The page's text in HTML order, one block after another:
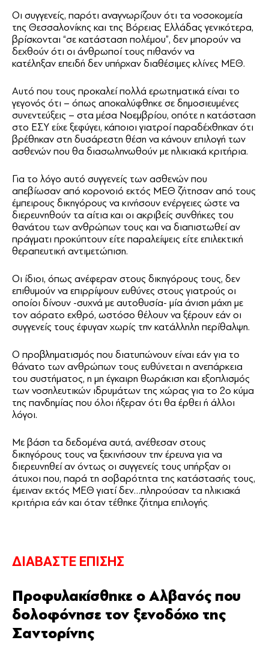
Οι συγγενείς, παρότι αναγνωρίζουν ότι τα νοσοκομεία
της Θεσσαλονίκης και της Βόρειας Ελλάδας γενικότερα,
βρίσκονται “σε κατάσταση πολέμου”, δεν μπορούν να
δεχθούν ότι οι άνθρωποί τους πιθανόν να
κατέληξαν επειδή δεν υπήρχαν διαθέσιμες κλίνες ΜΕΘ.
Αυτό που τους προκαλεί πολλά ερωτηματικά είναι το
γεγονός ότι – όπως αποκαλύφθηκε σε δημοσιευμένες
συνεντεύξεις – στα μέσα Νοεμβρίου, οπότε η κατάσταση
στο ΕΣΥ είχε ξεφύγει, κάποιοι γιατροί παραδέχθηκαν ότι
βρέθηκαν στη δυσάρεστη θέση να κάνουν επιλογή των
ασθενών που θα διασωληνωθούν με ηλικιακά κριτήρια.
Για το λόγο αυτό συγγενείς των ασθενών που
απεβίωσαν από κορoνοιό εκτός ΜΕΘ ζήτησαν από τους
έμπειρους δικηγόρους να κινήσουν ενέργειες ώστε να
διερευνηθούν τα αίτια και οι ακριβείς συνθήκες του
θανάτου των ανθρώπων τους και να διαπιστωθεί αν
πράγματι προκύπτουν είτε παραλείψεις είτε επιλεκτική
θεραπευτική αντιμετώπιση.
Οι ίδιοι, όπως ανέφεραν στους δικηγόρους τους, δεν
επιθυμούν να επιρρίψουν ευθύνες στους γιατρούς οι
οποίοι δίνουν -συχνά με αυτοθυσία- μία άνιση μάχη με
τον αόρατο εχθρό, ωστόσο θέλουν να ξέρουν εάν οι
συγγενείς τους έφυγαν χωρίς την κατάλληλη περίθαλψη.
Ο προβληματισμός που διατυπώνουν είναι εάν για το
θάνατο των ανθρώπων τους ευθύνεται η ανεπάρκεια
του συστήματος, η μη έγκαιρη θωράκιση και εξοπλισμός
των νοσηλευτικών ιδρυμάτων της χώρας για το 2ο κύμα
της πανδημίας που όλοι ήξεραν ότι θα έρθει ή άλλοι
λόγοι.
Με βάση τα δεδομένα αυτά, ανέθεσαν στους
δικηγόρους τους να ξεκινήσουν την έρευνα για να
διερευνηθεί αν όντως οι συγγενείς τους υπήρξαν οι
άτυχοι που, παρά τη σοβαρότητα της κατάστασής τους,
έμειναν εκτός ΜΕΘ γιατί δεν…πληρούσαν τα ηλικιακά
κριτήρια εάν και όταν τέθηκε ζήτημα επιλογής.
ΔΙΑΒΑΣΤΕ ΕΠΙΣΗΣ
Προφυλακίσθηκε ο Αλβανός που
δολοφόνησε τον ξενοδόχο της
Σαντορίνης